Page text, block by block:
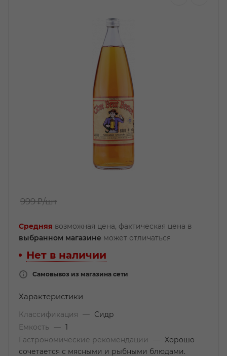
999 ₽/шт
Средняя возможная цена, фактическая цена в
выбранном магазине может отличаться
Нет в наличии
Самовывоз из магазина сети
Характеристики
Классификация —
Сидр
Емкость
— 1
Гастрономические рекомендации
—
Хорошо
сочетается с мясными и рыбными блюдами.